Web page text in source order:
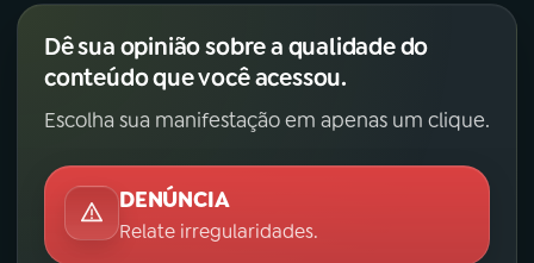
Dê sua opinião sobre a qualidade do
conteúdo que você acessou.
Escolha sua manifestação em apenas um clique.
DENÚNCIA
Relate irregularidades.